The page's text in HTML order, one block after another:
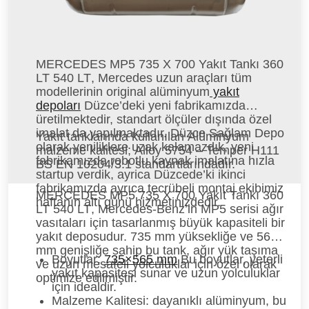
MERCEDES MP5 735 X 700 Yakıt Tankı 360
LT 540 LT, Mercedes uzun araçları tüm
modellerinin original alüminyum yakıt
depoları Düzce’deki yeni fabrikamızda
üretilmektedir, standart ölçüler dışında özel
imalat da yapılmaktadır. Düzce Sağlam Depo
olarak yeniliklere uzak kalamazdık, yeni
fabrikamızda robotlu kaynak imalatına hızla
startup verdik, ayrica Düzcede’ki ikinci
fabrikamızda ayrıca tecrübeli montaj ekibimiz
haftanın altı günü hizmetinizdedir.
Yakıt tanklarında kullanılan Alüminyum
malzeme kalitesi; Alloy 5754 – Temper H111
BS EN 10204/3.1 standartlarındadır.
MERCEDES MP5 735 X 700 Yakıt Tankı 360
LT 540 LT, Mercedes-Benz’in MP5 serisi ağır
vasıtaları için tasarlanmış büyük kapasiteli bir
yakıt deposudur. 735 mm yüksekliğe ve 565
mm genişliğe sahip bu tank, ağır yük taşıma
ve uzun mesafeli yolculuklar için özel olarak
optimize edilmiştir.
Boyutlar:735×565 mmBu boyutlar, yeterli
yakıt kapasitesi sunar ve uzun yolculuklar
için idealdir.
Malzeme Kalitesi: dayanıklı alüminyum, bu